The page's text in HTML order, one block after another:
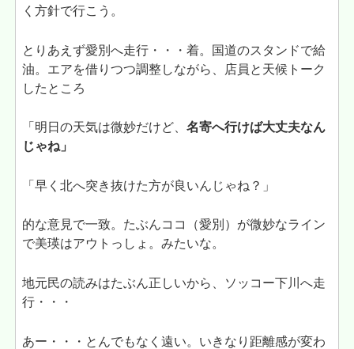
く方針で行こう。
とりあえず愛別へ走行・・・着。国道のスタンドで給
油。エアを借りつつ調整しながら、店員と天候トーク
したところ
「明日の天気は微妙だけど、名寄へ行けば大丈夫なん
じゃね」
「早く北へ突き抜けた方が良いんじゃね？」
的な意見で一致。たぶんココ（愛別）が微妙なライン
で美瑛はアウトっしょ。みたいな。
地元民の読みはたぶん正しいから、ソッコー下川へ走
行・・・
あー・・・とんでもなく遠い。いきなり距離感が変わ